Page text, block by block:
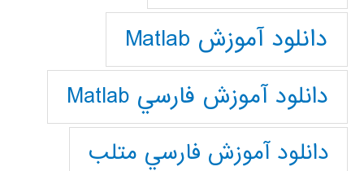
دانلود آموزش Matlab
دانلود آموزش فارسي Matlab
دانلود آموزش فارسي متلب